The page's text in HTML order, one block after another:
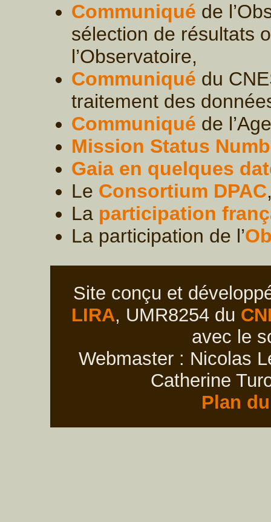
Communiqué de
sélection de résultats
l’Observatoire,
Communiqué du
traitement des
Communiqué de
Mission Status
Gaia en quelques
Le Consortium DPAC
La participation
La participation de l’
Site conçu et
LIRA, UMR8254 du
avec le
Webmaster : Nicolas
Catherine
Plan